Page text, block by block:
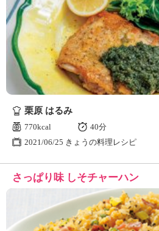
栗原 はるみ
770kcal
40分
2021/06/25 きょうの料理レシピ
さっぱり味 しそチャーハン